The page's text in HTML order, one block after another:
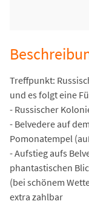
Treffpunkt:
und es folgt eine
- Russischer
- Belvedere auf
Pomonatempel
- Aufstieg aufs
phantastischen
(bei schönem
extra zahlbar